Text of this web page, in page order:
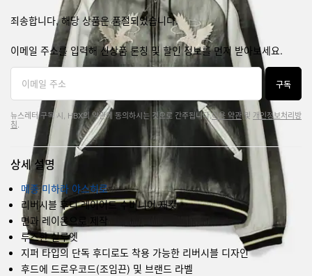
죄송합니다, 해당 상품은 품절되었습니다.
이메일 주소를 입력해 신상품 론칭 및 할인 정보를 먼저 받아보세요.
구독
뉴스레터 구독 시, HBX의 약관에 동의하시는 것으로 간주됩니다.이용 약관및 개인정보처리방
침
상세 설명
메종 미하라 야스히로
리버시블 후디 레이어드 수비니어 재킷
면과 레이온으로 제작
루즈한 실루엣
지퍼 타입의 단독 후디로도 착용 가능한 리버시블 디자인
후드에 드로우코드(조임끈) 및 브랜드 라벨